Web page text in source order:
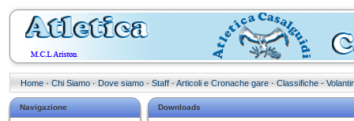
Home · Chi Siamo · Dove siamo · Staff · Articoli e Cronache gare · Classifiche -
Navigazione Downloads